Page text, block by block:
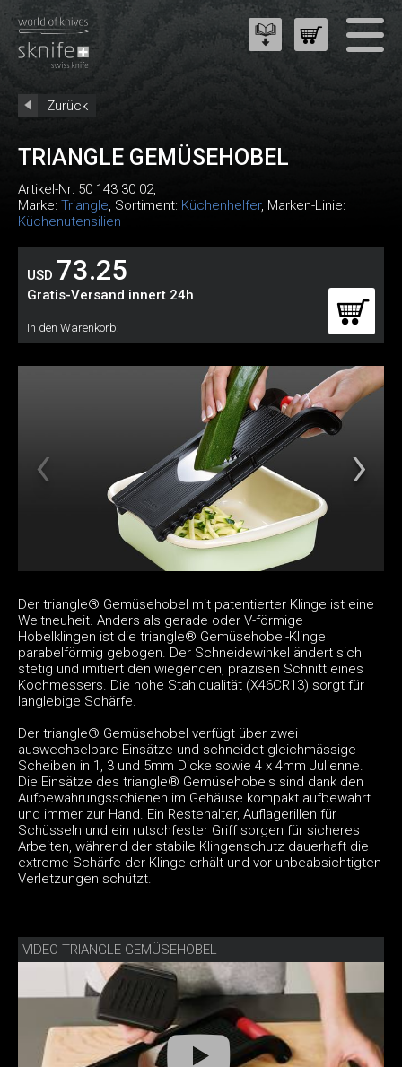
Zurück
TRIANGLE GEMÜSEHOBEL
Artikel-Nr: 50 143 30 02,
Marke: Triangle, Sortiment: Küchenhelfer, Marken-Linie:
Küchenutensilien
USD 73.25
Gratis-Versand innert 24h
In den Warenkorb:
Der triangle® Gemüsehobel mit patentierter Klinge ist eine
Weltneuheit. Anders als gerade oder V-förmige
Hobelklingen ist die triangle® Gemüsehobel-Klinge
parabelförmig gebogen. Der Schneidewinkel ändert sich
stetig und imitiert den wiegenden, präzisen Schnitt eines
Kochmessers. Die hohe Stahlqualität (X46CR13) sorgt für
langlebige Schärfe.
Der triangle® Gemüsehobel verfügt über zwei
auswechselbare Einsätze und schneidet gleichmässige
Scheiben in 1, 3 und 5mm Dicke sowie 4 x 4mm Julienne.
Die Einsätze des triangle® Gemüsehobels sind dank den
Aufbewahrungsschienen im Gehäuse kompakt aufbewahrt
und immer zur Hand. Ein Restehalter, Auflagerillen für
Schüsseln und ein rutschfester Griff sorgen für sicheres
Arbeiten, während der stabile Klingenschutz dauerhaft die
extreme Schärfe der Klinge erhält und vor unbeabsichtigten
Verletzungen schützt.
VIDEO TRIANGLE GEMÜSEHOBEL